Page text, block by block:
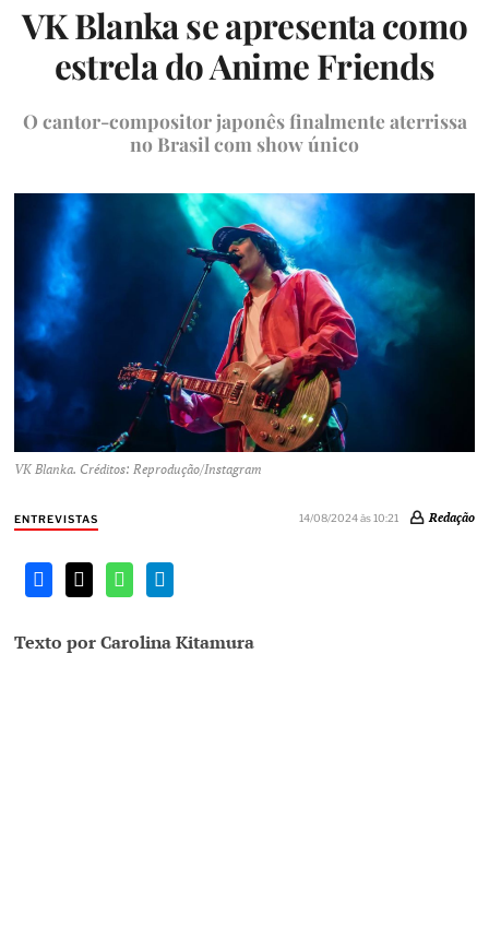
VK Blanka se apresenta como
estrela do Anime Friends
O cantor-compositor japonês finalmente aterrissa
no Brasil com show único
VK Blanka. Créditos: Reprodução/Instagram
ENTREVISTAS 14/08/2024 às 10:21 Redação
Texto por Carolina Kitamura